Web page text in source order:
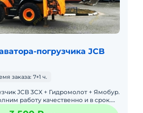
погрузчика JCB
заказа: 7+1 ч.
JCB 3CX + Гидромолот + Ямобур.
работу качественно и в срок.
Разработка котлованов,